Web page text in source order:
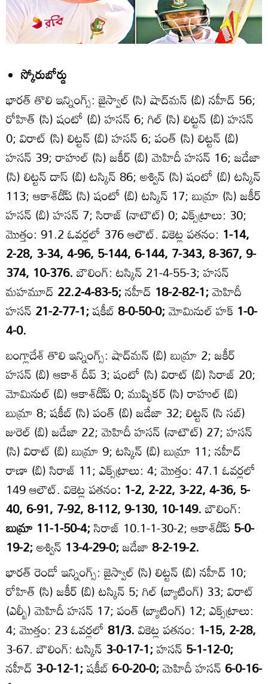
స్కోరుబోర్డు
భారత్‌ తొలి ఇన్నింగ్స్‌: జైస్వాల్‌ (సి) షాద్‌మన్‌ (బి) నహీద్‌ 56;
రోహిత్‌ (సి) షంటో (బి) హసన్‌ 6; గిల్‌ (సి) లిట్టన్‌ (బి) హసన్‌
0; విరాట్‌ (సి) లిట్టన్‌ (బి) హసన్‌ 6; పంత్‌ (సి) లిట్టన్‌ (బి)
హసన్‌ 39; రాహుల్‌ (సి) జకీర్‌ (బి) మెహిదీ హసన్‌ 16; జడేజా
(సి) లిట్టన్‌ దాస్‌ (బి) టస్కిన్‌ 86; అశ్విన్‌ (సి) షంటో (బి) టస్కిన్‌
113; ఆకాశ్‌దీ్‌ప (సి) షంటో (బి) టస్కిన్‌ 17; బుమ్రా (సి) జకీర్‌
హసన్‌ (బి) హసన్‌ 7; సిరాజ్‌ (నాటౌట్‌) 0; ఎక్స్‌ట్రాలు: 30;
మొత్తం: 91.2 ఓవర్లలో 376 ఆలౌట్‌. వికెట్ల పతనం: 1-14,
2-28, 3-34, 4-96, 5-144, 6-144, 7-343, 8-367, 9-
374, 10-376.బౌలింగ్‌: టస్కిన్‌ 21-4-55-3; హసన్‌
మహమూద్‌ 22.2-4-83-5;నహీద్‌ 18-2-82-1;మెహిదీ
హసన్‌ 21-2-77-1;షకీబ్‌8-0-50-0;మోమినుల్‌ హక్‌ 1-0-
4-0.
బంగ్లాదేశ్‌ తొలి ఇన్నింగ్స్‌: షాద్‌మన్‌ (బి) బుమ్రా 2; జకీర్‌
హసన్‌ (బి) ఆకాశ్‌ దీప్‌ 3; షంటో (సి) విరాట్‌ (బి) సిరాజ్‌ 20;
మోమినుల్‌ (బి) ఆకాశ్‌దీ్‌ప 0; ముష్ఫికర్‌ (సి) రాహుల్‌ (బి)
బుమ్రా 8; షకీబ్‌ (సి) పంత్‌ (బి) జడేజా 32; లిట్టన్‌ (సి సబ్‌)
జురెల్‌ (బి) జడేజా 22; మెహిదీ హసన్‌ (నాటౌట్‌) 27; హసన్‌
(సి) విరాట్‌ (బి) బుమ్రా 9; టస్కిన్‌ (బి) బుమ్రా 11; నహీద్‌
రాణా (బి) సిరాజ్‌ 11; ఎక్స్‌ట్రాలు: 4; మొత్తం: 47.1 ఓవర్లలో
149 ఆలౌట్‌. వికెట్ల పతనం: 1-2, 2-22, 3-22, 4-36, 5-
40, 6-91, 7-92, 8-112, 9-130, 10-149.బౌలింగ్‌:
బుమ్రా 11-1-50-4;సిరాజ్‌ 10.1-1-30-2; ఆకాశ్‌దీ్‌ప 5-0-
19-2;అశ్విన్‌ 13-4-29-0;జడేజా8-2-19-2.
భారత్‌ రెండో ఇన్నింగ్స్‌: జైస్వాల్‌ (సి) లిట్టన్‌ (బి) నహీద్‌ 10;
రోహిత్‌ (సి) జకీర్‌ (బి) టస్కిన్‌ 5; గిల్‌ (బ్యాటింగ్‌) 33; విరాట్‌
(ఎల్బీ) మెహిదీ హసన్‌ 17; పంత్‌ (బ్యాటింగ్‌) 12; ఎక్స్‌ట్రాలు:
4; మొత్తం: 23 ఓవర్లలో81/3.వికెట్ల పతనం: 1-15, 2-28,
3-67. బౌలింగ్‌: టస్కిన్‌ 3-0-17-1;హసన్‌ 5-1-12-0;
నహీద్‌ 3-0-12-1;షకీబ్‌6-0-20-0;మెహిదీ హసన్‌6-0-16-